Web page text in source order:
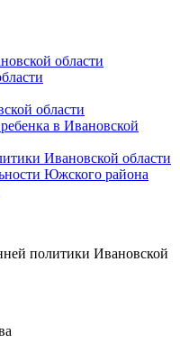
области
области
в Ивановской
Ивановской области
Южского района
политики Ивановской